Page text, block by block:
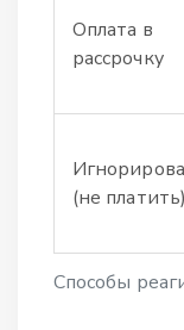
Способы
Оплата в
рассрочку
(не платить)